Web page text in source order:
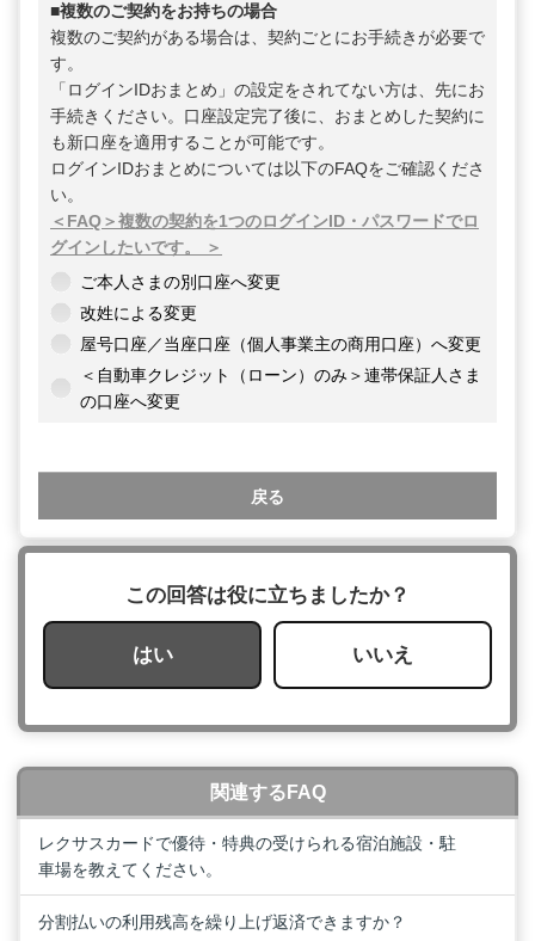
■複数のご契約をお持ちの場合
複数のご契約がある場合は、契約ごとにお手続きが必要で
す。
「ログインIDおまとめ」の設定をされてない方は、先にお
手続きください。口座設定完了後に、おまとめした契約に
も新口座を適用することが可能です。
ログインIDおまとめについては以下のFAQをご確認くださ
い。
＜FAQ＞複数の契約を1つのログインID・パスワードでロ
グインしたいです。 ＞
ご本人さまの別口座へ変更
改姓による変更
屋号口座／当座口座（個人事業主の商用口座）へ変更
＜自動車クレジット（ローン）のみ＞連帯保証人さま
の口座へ変更
戻る
この回答は役に立ちましたか？
はい いいえ
関連するFAQ
レクサスカードで優待・特典の受けられる宿泊施設・駐
車場を教えてください。
分割払いの利用残高を繰り上げ返済できますか？